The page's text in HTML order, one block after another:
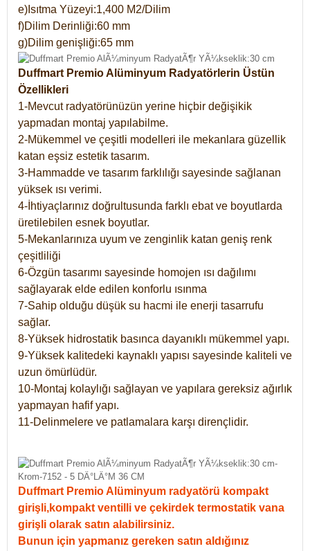
e)Isıtma Yüzeyi:1,400 M2/Dilim
f)Dilim Derinliği:60 mm
g)Dilim genişliği:65 mm
Duffmart Premio Alüminyum Radyatörlerin Üstün
Özellikleri
1-Mevcut radyatörünüzün yerine hiçbir değişikik
yapmadan montaj yapılabilme.
2-Mükemmel ve çeşitli modelleri ile mekanlara güzellik
katan eşsiz estetik tasarım.
3-Hammadde ve tasarım farklılığı sayesinde sağlanan
yüksek ısı verimi.
4-İhtiyaçlarınız doğrultusunda farklı ebat ve boyutlarda
üretilebilen esnek boyutlar.
5-Mekanlarınıza uyum ve zenginlik katan geniş renk
çeşitliliği
6-Özgün tasarımı sayesinde homojen ısı dağılımı
sağlayarak elde edilen konforlu ısınma
7-Sahip olduğu düşük su hacmi ile enerji tasarrufu
sağlar.
8-Yüksek hidrostatik basınca dayanıklı mükemmel yapı.
9-Yüksek kalitedeki kaynaklı yapısı sayesinde kaliteli ve
uzun ömürlüdür.
10-Montaj kolaylığı sağlayan ve yapılara gereksiz ağırlık
yapmayan hafif yapı.
11-Delinmelere ve patlamalara karşı dirençlidir.
Duffmart Premio Alüminyum radyatörü kompakt
girişli,kompakt ventilli ve çekirdek termostatik vana
girişli olarak satın alabilirsiniz.
Bunun için yapmanız gereken satın aldığınız